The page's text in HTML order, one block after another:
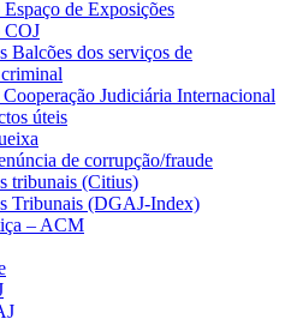
de Exposições
COJ
Balcões dos serviços de
Judiciária Internacional
úteis
de corrupção/fraude
tribunais (Citius)
Tribunais (DGAJ-Index)
– ACM